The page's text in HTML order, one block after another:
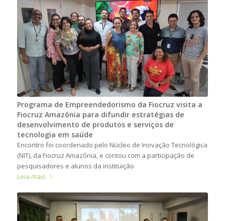
Programa de Empreendedorismo da Fiocruz visita a
Fiocruz Amazônia para difundir estratégias de
desenvolvimento de produtos e serviços de
tecnologia em saúde
Encontro foi coordenado pelo Núcleo de Inovação Tecnológica
(NIT), da Fiocruz Amazônia, e contou com a participação de
pesquisadores e alunos da instituição
Leia mais